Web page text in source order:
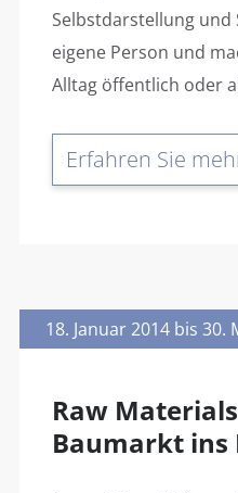
Selbstdarstellung und
eigene Person und
Alltag öffentlich oder
Erfahren Sie
18. Januar 2014 bis 30.
Raw
Baumarkt ins